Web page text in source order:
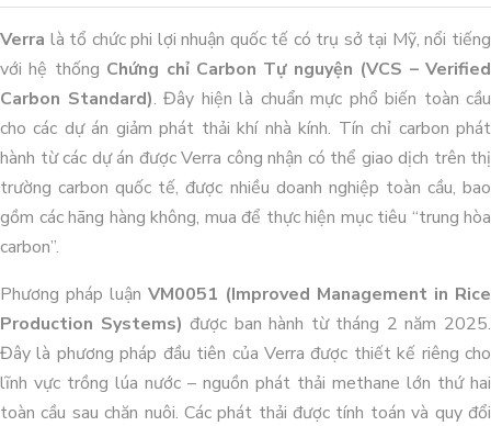
Verra là tổ chức phi lợi nhuận quốc tế có trụ sở tại Mỹ, nổi tiếng
với hệ thống Chứng chỉ Carbon Tự nguyện (VCS – Verified
Carbon Standard). Đây hiện là chuẩn mực phổ biến toàn cầu
cho các dự án giảm phát thải khí nhà kính. Tín chỉ carbon phát
hành từ các dự án được Verra công nhận có thể giao dịch trên thị
trường carbon quốc tế, được nhiều doanh nghiệp toàn cầu, bao
gồm các hãng hàng không, mua để thực hiện mục tiêu “trung hòa
carbon”.
Phương pháp luận VM0051 (Improved Management in Rice
Production Systems) được ban hành từ tháng 2 năm 2025.
Đây là phương pháp đầu tiên của Verra được thiết kế riêng cho
lĩnh vực trồng lúa nước – nguồn phát thải methane lớn thứ hai
toàn cầu sau chăn nuôi. Các phát thải được tính toán và quy đổi
Dự án xử lý môi trường trang trại heo
Anh Hỷ_Tây Ninh